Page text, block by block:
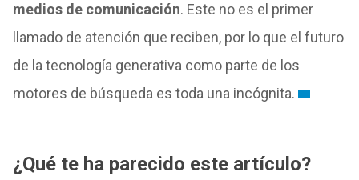
medios de comunicación. Este no es el primer
llamado de atención que reciben, por lo que el futuro
de la tecnología generativa como parte de los
motores de búsqueda es toda una incógnita.
¿Qué te ha parecido este artículo?